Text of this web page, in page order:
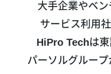
大手企業やベン
サービス利用
HiPro Techは
パーソルグループ